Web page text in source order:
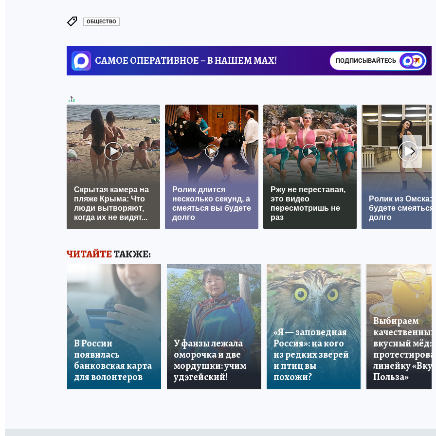
ОБЩЕСТВО
САМОЕ ОПЕРАТИВНОЕ – В НАШЕМ MAX! ПОДПИСЫВАЙТЕСЬ
Скрытая камера на
пляже Крыма: Что
люди вытворяют,
когда их не видят...
Ролик длится
несколько секунд, а
смеяться вы будете
долго
Ржу не переставая,
это видео
пересмотришь не
раз
Ролик из Омска:
будете смеяться
долго
ЧИТАЙТЕТАКЖЕ:
В России
появилась
банковская карта
для волонтеров
У фанзы лежала
оморочка и две
мордушки: учим
удэгейский!
«Я — заповедная
Россия»: на кого
из редких зверей
и птиц вы
похожи?
Выбираем
качественный
вкусный мёд:
линейку «Вкус
Польза»